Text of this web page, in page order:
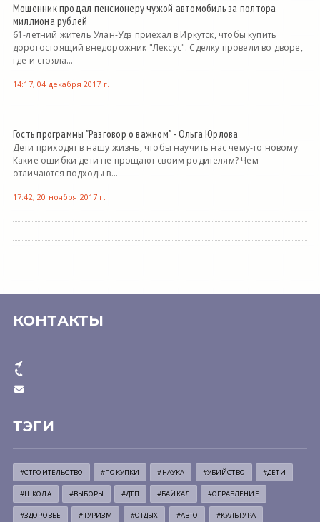
Мошенник продал пенсионеру чужой автомобиль за полтора
миллиона рублей
61-летний житель Улан-Удэ приехал в Иркутск, чтобы купить
дорогостоящий внедорожник "Лексус". Сделку провели во дворе,
где и стояла...
14:17, 04 декабря 2017 г.
Гость программы "Разговор о важном" - Ольга Юрлова
Дети приходят в нашу жизнь, чтобы научить нас чему-то новому.
Какие ошибки дети не прощают своим родителям? Чем
отличаются подходы в...
17:42, 20 ноября 2017 г.
КОНТАКТЫ
ТЭГИ
#СТРОИТЕЛЬСТВО #ПОКУПКИ #НАУКА #УБИЙСТВО #ДЕТИ
#ШКОЛА #ВЫБОРЫ #ДТП #БАЙКАЛ #ОГРАБЛЕНИЕ
#ЗДОРОВЬЕ #ТУРИЗМ #ОТДЫХ #АВТО #КУЛЬТУРА